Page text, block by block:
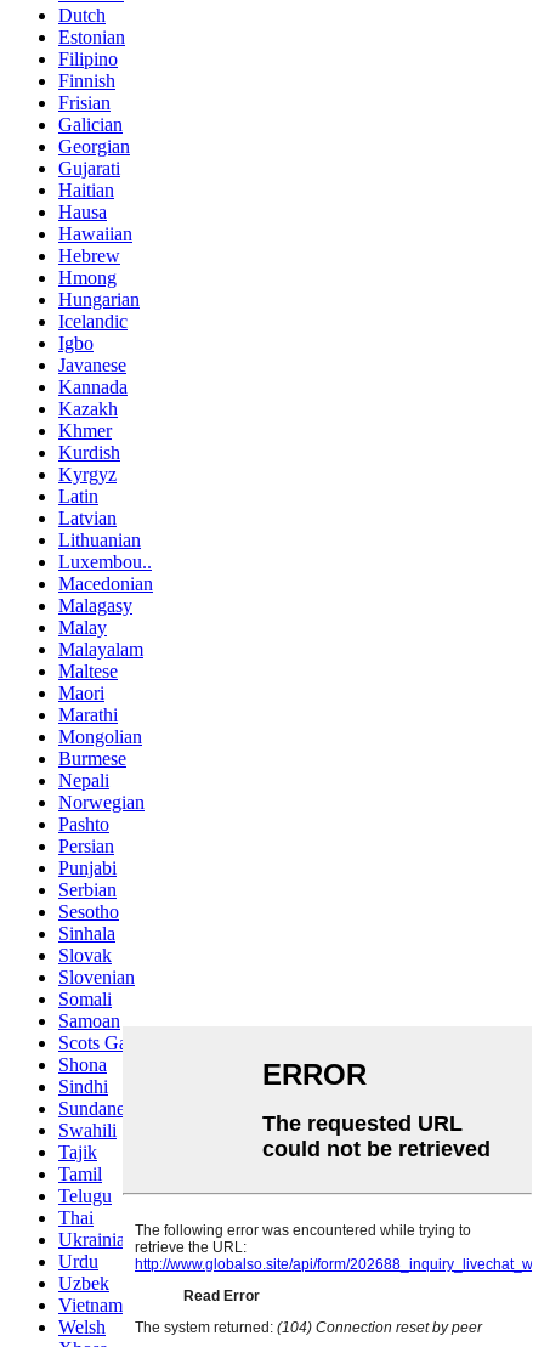
Dutch
Estonian
Filipino
Finnish
Frisian
Galician
Georgian
Gujarati
Haitian
Hausa
Hawaiian
Hebrew
Hmong
Hungarian
Icelandic
Igbo
Javanese
Kannada
Kazakh
Khmer
Kurdish
Kyrgyz
Latin
Latvian
Lithuanian
Luxembou..
Macedonian
Malagasy
Malay
Malayalam
Maltese
Maori
Marathi
Mongolian
Burmese
Nepali
Norwegian
Pashto
Persian
Punjabi
Serbian
Sesotho
Sinhala
Slovak
Slovenian
Somali
Samoan
Scots Gaelic
Shona
Sindhi
Sundanese
Swahili
Tajik
Tamil
Telugu
Thai
Ukrainian
Urdu
Uzbek
Vietnamese
Welsh